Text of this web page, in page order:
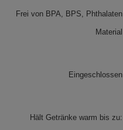
Frei von BPA, BPS, Phthalaten
Material
Eingeschlossen
Hält Getränke warm bis zu: